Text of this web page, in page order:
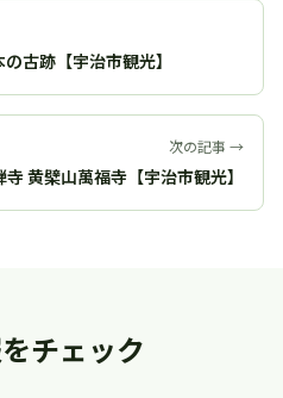
古跡【宇治市観光】
次の記事 →
黄檗山萬福寺【宇治市観光】
チェック